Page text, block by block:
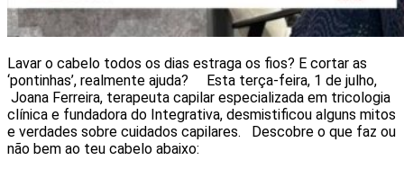
Lavar o cabelo todos os dias estraga os fios? E cortar as
‘pontinhas’, realmente ajuda? Esta terça-feira, 1 de julho,
Joana Ferreira, terapeuta capilar especializada em tricologia
clínica e fundadora do Integrativa, desmistificou alguns mitos
e verdades sobre cuidados capilares. Descobre o que faz ou
não bem ao teu cabelo abaixo: